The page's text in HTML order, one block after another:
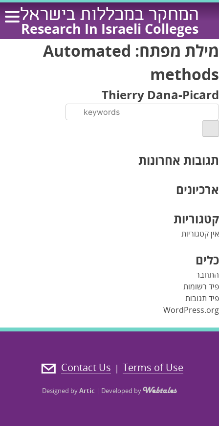
Skip
content
המחקר במכללות בישראל
Research In Israeli Colleges
מילת מפתח: Automated
methods
Thierry Dana-Picard
תגובות אחרונות
ארכיונים
קטגוריות
אין קטגוריות
כלים
התחבר
פיד רשומות
פיד תגובות
WordPress.org
Terms of Use
|
Contact Us
Designed byArtic | Developed by